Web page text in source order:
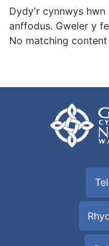
Dydy'r cynnwys
anffodus. Gweler y
No matching